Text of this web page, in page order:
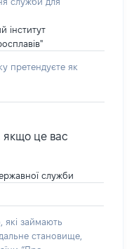
інститут
претендуєте як
якщо це вас
служби
які займають
становище,